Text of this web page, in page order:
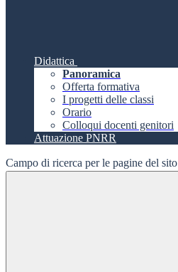
Didattica
Panoramica
Offerta formativa
I progetti delle classi
Orario
Colloqui docenti genitori
Attuazione PNRR
Campo di ricerca per le pagine del sito